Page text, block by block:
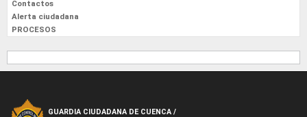
Contactos
Alerta ciudadana
PROCESOS
GUARDIA CIUDADANA DE CUENCA /